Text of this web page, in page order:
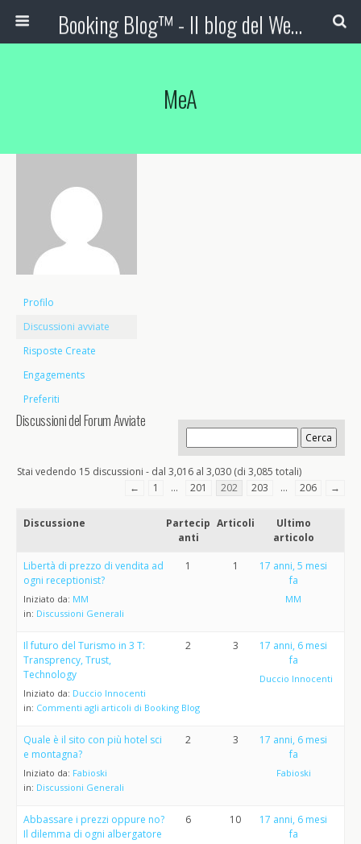
Booking Blog™ - Il blog del Web Marketing Turistico
MeA
Profilo
Discussioni avviate
Risposte Create
Engagements
Preferiti
Discussioni del Forum Avviate
Stai vedendo 15 discussioni - dal 3,016 al 3,030 (di 3,085 totali)
←
1 … 201 202 203 … 206 →
Discussione
Partecip
anti
Articoli
Ultimo
articolo
Libertà di prezzo di vendita ad
ogni receptionist?
Iniziato da: MM
in: Discussioni Generali
1 1
17 anni, 5 mesi
fa
MM
Il futuro del Turismo in 3 T:
Transprency, Trust,
Technology
Iniziato da: Duccio Innocenti
in: Commenti agli articoli di Booking Blog
2 3
17 anni, 6 mesi
fa
Duccio Innocenti
Quale è il sito con più hotel sci
e montagna?
Iniziato da: Fabioski
in: Discussioni Generali
2 3
17 anni, 6 mesi
fa
Fabioski
Abbassare i prezzi oppure no?
Il dilemma di ogni albergatore
6 10
17 anni, 6 mesi
fa